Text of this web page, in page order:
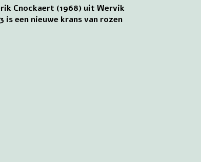
Cnockaert (1968) uit Wervik
een nieuwe krans van rozen